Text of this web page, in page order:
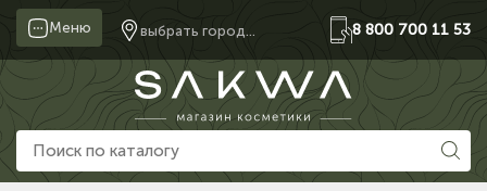
Меню выбрать город... 8 800 700 11 53